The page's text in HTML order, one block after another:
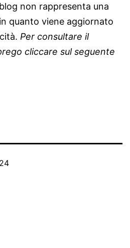
non rappresenta una
quanto viene aggiornato
Per consultare il
cliccare sul seguente